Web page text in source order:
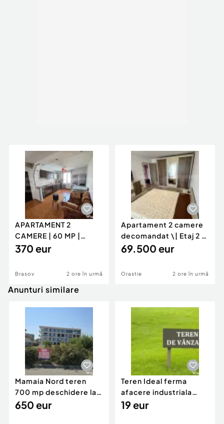
APARTAMENT 2
CAMERE | 60 MP |
GENERAL MOCIULSCHI
370 eur
Brasov 2 ore în urmă
Apartament 2 camere
decomandat \| Etaj 2 \|
50 mp \+ 8 mp ba
69.500 eur
Orastie 2 ore în urmă
Anunturi similare
Mamaia Nord teren
700 mp deschidere la
D24 si D25
650 eur
Teren Ideal ferma
afacere industriala
deschidere 71 ml la
19 eur